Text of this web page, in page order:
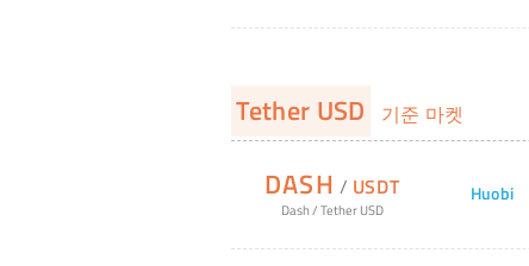
Tether USD 기준 마켓
DASH / USDT
Dash/Tether USD
Huobi